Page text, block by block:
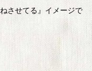
させてる』イメージで